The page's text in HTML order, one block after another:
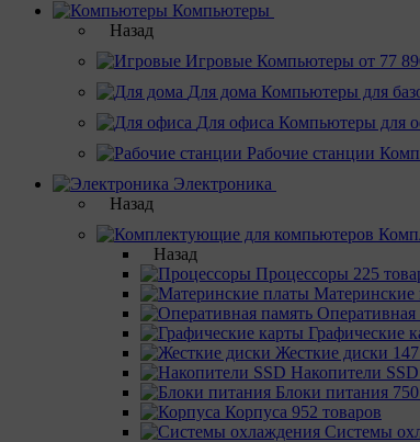
Компьютеры
Назад
Игровые Компьютеры от 77
Для дома Компьютеры для
Для офиса Компьютеры для
Рабочие станции
Электроника
Назад
Назад
Процессоры 225
Материнcкие
Оперативная
Графические
Жесткие диски
Накопители SSD
Блоки питания
Корпуса 952 товаров
Системы